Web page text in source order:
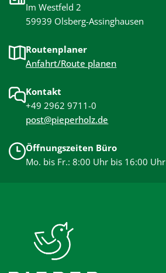
Im Westfeld 2
59939 Olsberg-Assinghausen
Routenplaner
Anfahrt/Route planen
Kontakt
+49 2962 9711-0
post@pieperholz.de
Öffnungszeiten Büro
Mo. bis Fr.: 8:00 Uhr bis 16:00 Uhr